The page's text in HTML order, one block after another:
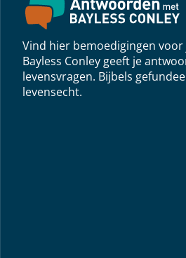
Vind hier bemoedigingen voor
Bayless Conley geeft je
levensvragen. Bijbels
levensecht.